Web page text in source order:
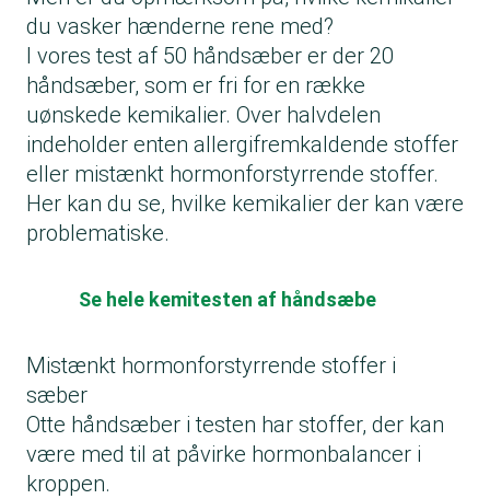
du vasker hænderne rene med?
I vores test af 50 håndsæber er der 20
håndsæber, som er fri for en række
uønskede kemikalier. Over halvdelen
indeholder enten allergifremkaldende stoffer
eller mistænkt hormonforstyrrende stoffer.
Her kan du se, hvilke kemikalier der kan være
problematiske.
Se hele kemitesten af håndsæbe
Mistænkt hormonforstyrrende stoffer i
sæber
Otte håndsæber i testen har stoffer, der kan
være med til at påvirke hormonbalancer i
kroppen.